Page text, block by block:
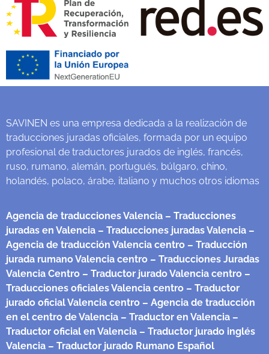
SAVINEN es una empresa dedicada a la realización de
traducciones juradas oficiales, formada por un equipo
profesional de traductores jurados de inglés, francés,
ruso, rumano, alemán, portugués, búlgaro, chino,
holandés, polaco, árabe, italiano y muchos otros idiomas
Agencia de traducciones Valencia – Traducciones
juradas en Valencia – Traducciones juradas Valencia –
Agencia de traducción Valencia centro – Traducción
jurada rumano Valencia centro – Traducciones Juradas
Valencia Centro – Traductor jurado Valencia centro –
Traducciones oficiales Valencia centro – Traductor
jurado oficial Valencia centro – Agencia de traducción
en el centro de Valencia – Traductor en Valencia –
Traductor oficial en Valencia – Traductor jurado inglés
Valencia – Traductor jurado Rumano Español